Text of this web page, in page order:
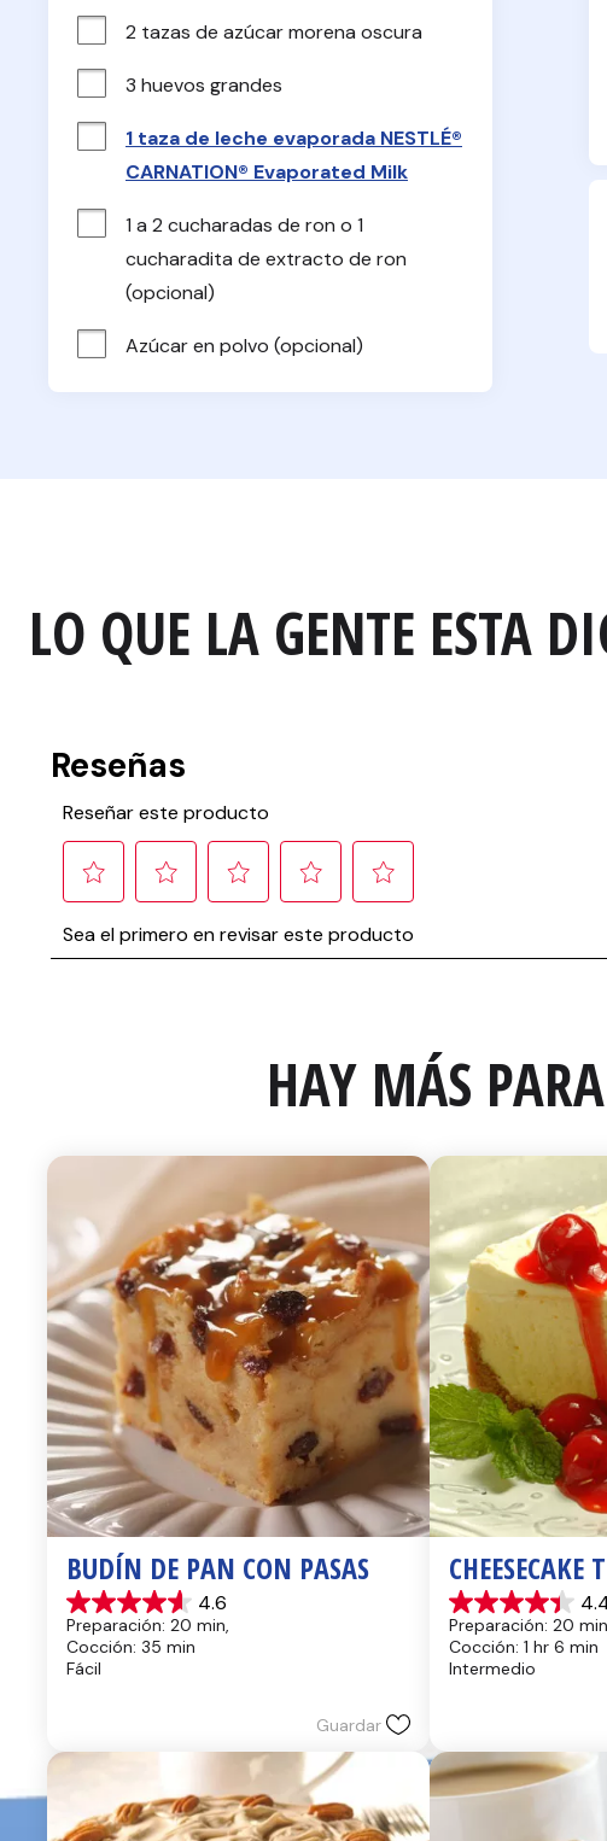
2 tazas de azúcar morena oscura
3 huevos grandes
1 taza de leche evaporada NESTLÉ®
CARNATION® Evaporated Milk
1 a 2 cucharadas de ron o 1
cucharadita de extracto de ron
(opcional)
Azúcar en polvo (opcional)
LO QUE LA GENTE ESTA
HAY MÁS
BUDÍN DE PAN CON PASAS
4.6
4.6
de
5
estrellas.
Preparación: 20 min,
Cocción: 35 min
Fácil
Guardar
CHEESECAKE
4.4
de
5
estrellas.
Preparación: 20
Cocción: 1 hr 6 min
Intermedio